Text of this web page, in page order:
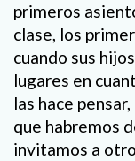
primeros
clase, los
cuando sus
lugares en
las hace
que habremos
invitamos a